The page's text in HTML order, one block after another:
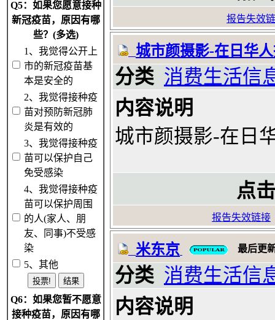
Q5：如果您愿意接种
新冠疫苗，原因有哪
些？(多选)
1、我觉得公开上
市的新冠疫苗基
本是安全的
2、我觉得接种疫
苗对预防新冠肺
炎是有效的
3、我觉得接种疫
苗可以保护自己
免受感染
4、我觉得接种疫
苗可以保护周围
的人(家人、朋
友、同事)不受感
染
5、其他
Q6：如果您暂不愿意
接种疫苗，原因有哪
报告失效
城市颜摄影-在日华
分类 消费生活信
内容说明
城市颜摄影-在日
点
报告失效链接
米东京 最后更
分类 消费生活信
内容说明